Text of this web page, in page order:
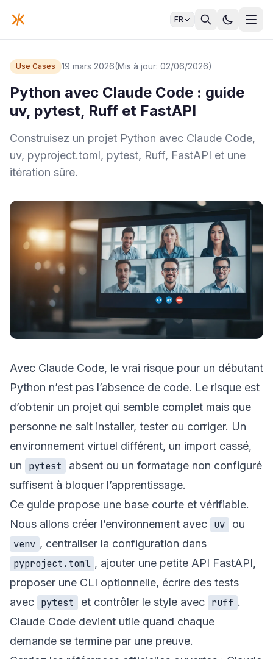
FR
Use Cases 19 mars 2026(Mis à jour: 02/06/2026)
Python avec Claude Code : guide
uv, pytest, Ruff et FastAPI
Construisez un projet Python avec Claude Code,
uv, pyproject.toml, pytest, Ruff, FastAPI et une
itération sûre.
Avec Claude Code, le vrai risque pour un débutant
Python n’est pas l’absence de code. Le risque est
d’obtenir un projet qui semble complet mais que
personne ne sait installer, tester ou corriger. Un
environnement virtuel différent, un import cassé,
un
pytest
absent ou un formatage non configuré
suffisent à bloquer l’apprentissage.
Ce guide propose une base courte et vérifiable.
Nous allons créer l’environnement avec uv
ou
venv , centraliser la configuration dans
pyproject.toml , ajouter une petite API FastAPI,
proposer une CLI optionnelle, écrire des tests
avec pytest et contrôler le style avec ruff .
Claude Code devient utile quand chaque
demande se termine par une preuve.